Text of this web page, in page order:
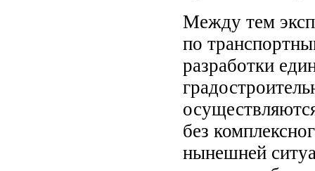
Между тем
по
разработки
без
нынешней